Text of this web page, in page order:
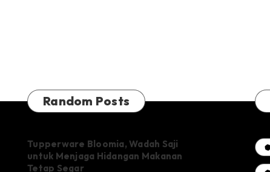
Random Posts
Tupperware Bloomia, Wadah Saji
untuk Menjaga Hidangan Makanan
Tetap Segar